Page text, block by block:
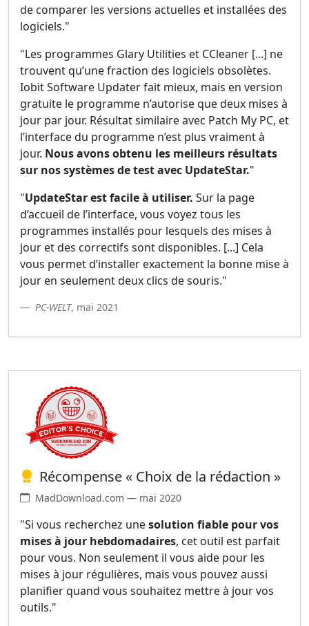
de comparer les versions actuelles et installées des
logiciels."
"Les programmes Glary Utilities et CCleaner [...] ne
trouvent qu’une fraction des logiciels obsolètes.
Iobit Software Updater fait mieux, mais en version
gratuite le programme n’autorise que deux mises à
jour par jour. Résultat similaire avec Patch My PC, et
l’interface du programme n’est plus vraiment à
jour. Nous avons obtenu les meilleurs résultats
sur nos systèmes de test avec UpdateStar."
"UpdateStar est facile à utiliser. Sur la page
d’accueil de l’interface, vous voyez tous les
programmes installés pour lesquels des mises à
jour et des correctifs sont disponibles. [...] Cela
vous permet d’installer exactement la bonne mise à
jour en seulement deux clics de souris."
PC-WELT, mai 2021
Récompense « Choix de la rédaction »
MadDownload.com — mai 2020
"Si vous recherchez unesolution fiable pour vos
mises à jour hebdomadaires, cet outil est parfait
pour vous. Non seulement il vous aide pour les
mises à jour régulières, mais vous pouvez aussi
planifier quand vous souhaitez mettre à jour vos
outils."